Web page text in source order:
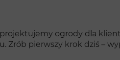
ogrody dla
pierwszy krok dziś –